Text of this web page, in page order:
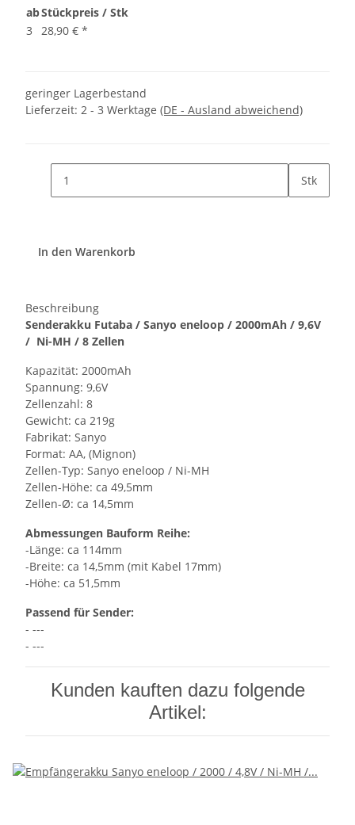
abStückpreis / Stk
3
28,90 € *
geringer Lagerbestand
Lieferzeit: 2 - 3 Werktage (DE - Ausland abweichend)
Stk
In den Warenkorb
Beschreibung
Senderakku Futaba / Sanyo eneloop / 2000mAh / 9,6V
/ Ni-MH / 8 Zellen
Kapazität: 2000mAh
Spannung: 9,6V
Zellenzahl: 8
Gewicht: ca 219g
Fabrikat: Sanyo
Format: AA, (Mignon)
Zellen-Typ: Sanyo eneloop / Ni-MH
Zellen-Höhe: ca 49,5mm
Zellen-Ø: ca 14,5mm
Abmessungen Bauform Reihe:
-Länge: ca 114mm
-Breite: ca 14,5mm (mit Kabel 17mm)
-Höhe: ca 51,5mm
Passend für Sender:
- ---
- ---
Kunden kauften dazu folgende
Artikel: